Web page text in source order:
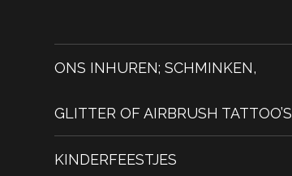
ONS INHUREN; SCHMINKEN,
GLITTER OF AIRBRUSH TATTOO’S
KINDERFEESTJES